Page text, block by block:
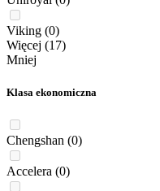
Viking (0)
Więcej (17)
Mniej
Klasa ekonomiczna
Chengshan (0)
Accelera (0)